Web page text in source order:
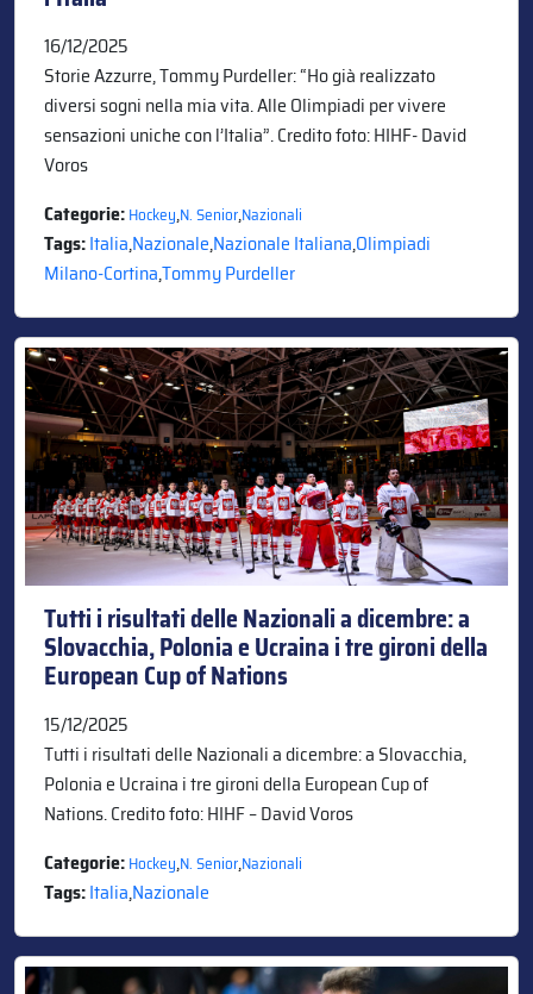
16/12/2025
Storie Azzurre, Tommy Purdeller: “Ho già realizzato
diversi sogni nella mia vita. Alle Olimpiadi per vivere
sensazioni uniche con l’Italia”. Credito foto: HIHF- David
Voros
Categorie:Hockey,N. Senior,Nazionali
Tags:Italia,Nazionale,Nazionale Italiana,Olimpiadi
Milano-Cortina,Tommy Purdeller
Tutti i risultati delle Nazionali a dicembre: a
Slovacchia, Polonia e Ucraina i tre gironi della
European Cup of Nations
15/12/2025
Tutti i risultati delle Nazionali a dicembre: a Slovacchia,
Polonia e Ucraina i tre gironi della European Cup of
Nations. Credito foto: HIHF – David Voros
Categorie:Hockey,N. Senior,Nazionali
Tags:Italia,Nazionale